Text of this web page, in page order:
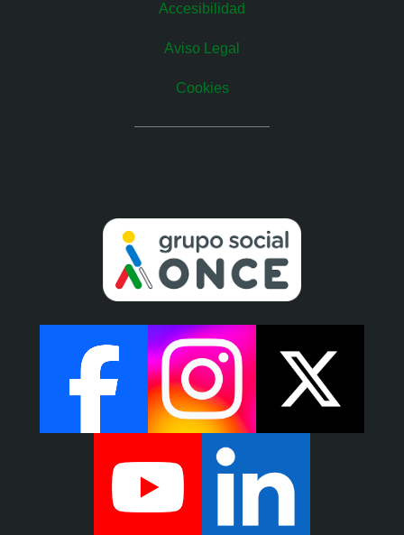
Accesibilidad
Aviso Legal
Cookies